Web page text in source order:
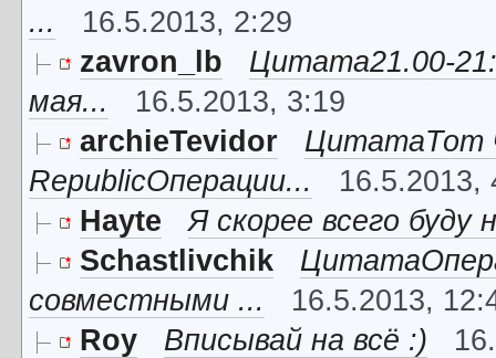
...
16.5.2013, 2:29
zavron_lb
Цитата21.00-
мая...
16.5.2013, 3:19
archieTevidor
ЦитатаТот
RepublicОперации...
16.5.2013,
Hayte
Я скорее всего буду
Schastlivchik
совместными ...
16.5.2013,
Roy
Вписывай на всё :)